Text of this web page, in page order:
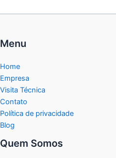
Menu
Home
Empresa
Visita Técnica
Contato
Política de privacidade
Blog
Quem Somos